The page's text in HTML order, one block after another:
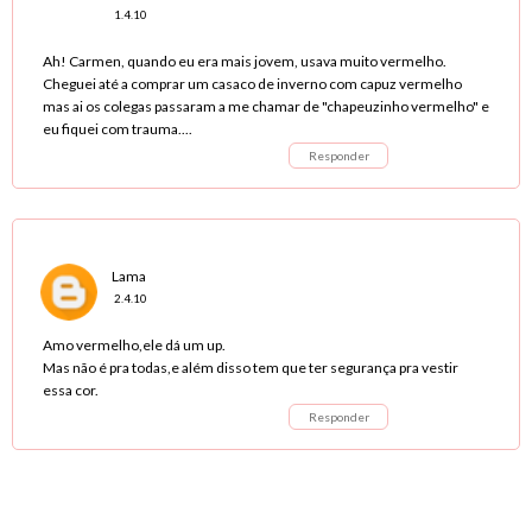
1.4.10
Ah! Carmen, quando eu era mais jovem, usava muito vermelho.
Cheguei até a comprar um casaco de inverno com capuz vermelho
mas ai os colegas passaram a me chamar de "chapeuzinho vermelho" e
eu fiquei com trauma....
Responder
Lama
2.4.10
Amo vermelho,ele dá um up.
Mas não é pra todas,e além disso tem que ter segurança pra vestir
essa cor.
Responder